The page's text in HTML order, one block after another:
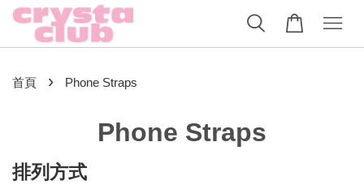
首頁 › Phone Straps
Phone Straps
排列方式